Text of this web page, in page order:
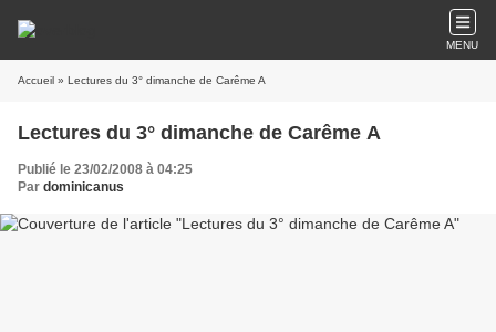
MENU
Accueil » Lectures du 3° dimanche de Carême A
Lectures du 3° dimanche de Carême A
Publié le 23/02/2008 à 04:25
Par dominicanus